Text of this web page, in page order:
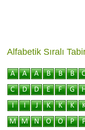
Alfabetik Sıralı